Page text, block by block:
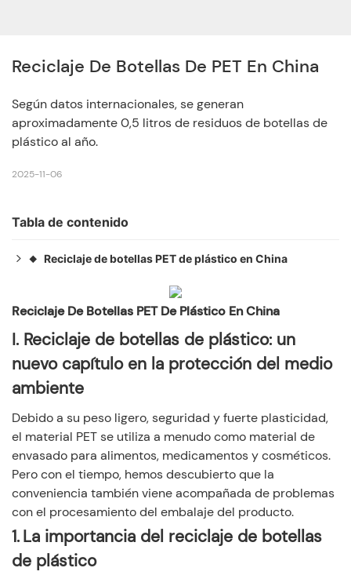
Reciclaje De Botellas De PET En China
Según datos internacionales, se generan
aproximadamente 0,5 litros de residuos de botellas de
plástico al año.
2025-11-06
Tabla de contenido
◆ Reciclaje de botellas PET de plástico en China
en la protección del medio ambiente
2. La importancia y el impacto del reciclaje de botellas
de plástico
3. Métodos de implementación específicos para el
reciclaje de botellas de plástico
◆ 4. El ciclo de reciclaje de botellas de plástico de China
Reciclaje De Botellas PET De Plástico En China
I. Reciclaje de botellas de plástico: un
nuevo capítulo en la protección del medio
ambiente
Debido a su peso ligero, seguridad y fuerte plasticidad,
el material PET se utiliza a menudo como material de
envasado para alimentos, medicamentos y cosméticos.
Pero con el tiempo, hemos descubierto que la
conveniencia también viene acompañada de problemas
con el procesamiento del embalaje del producto.
1.La importancia del reciclaje de botellas
de plástico